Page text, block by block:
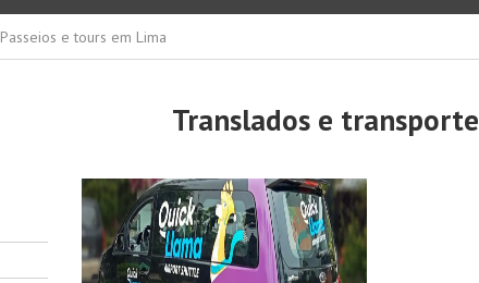
Passeios e tours em Lima
Translados e transporte